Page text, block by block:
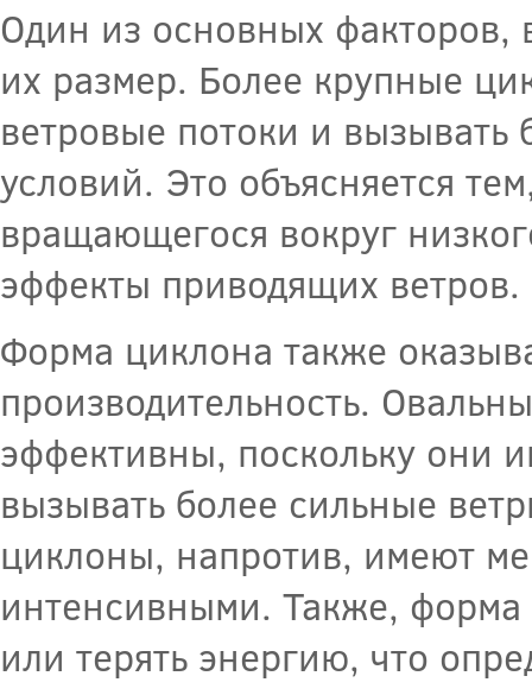
Один из основных факторов,
их размер. Более крупные
ветровые потоки и
условий. Это объясняется
вращающегося вокруг
эффекты приводящих ветров.
Форма циклона также
производительность.
эффективны, поскольку они
вызывать более сильные
циклоны, напротив, имеют
интенсивными. Также, форма
или терять энергию, что